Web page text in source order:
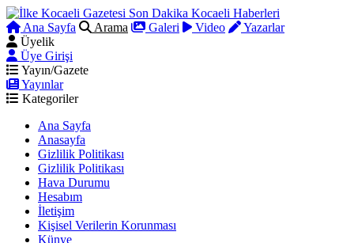
Ana Sayfa Arama Galeri Video
Yazarlar
Üyelik
Üye Girişi
Yayın/Gazete
Yayınlar
Kategoriler
Ana Sayfa
Anasayfa
Gizlilik Politikası
Gizlilik Politikası
Hava Durumu
Hesabım
İletişim
Kişisel Verilerin Korunması
Künye